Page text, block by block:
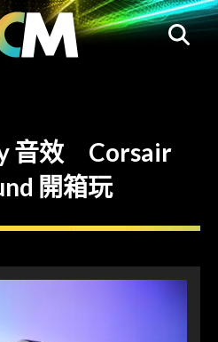
音效 Corsair
開箱玩